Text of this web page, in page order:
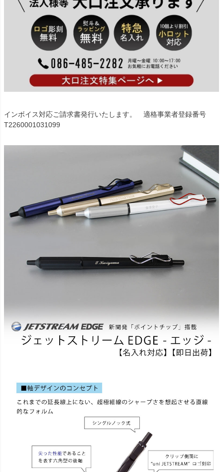
インボイス対応ご請求書発行いたします。 適格事業者登録番号
T2260001031099